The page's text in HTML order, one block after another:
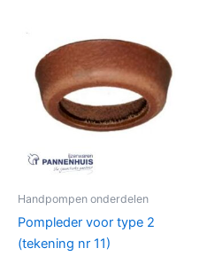
Handpompen onderdelen
Pompleder voor type 2
(tekening nr 11)